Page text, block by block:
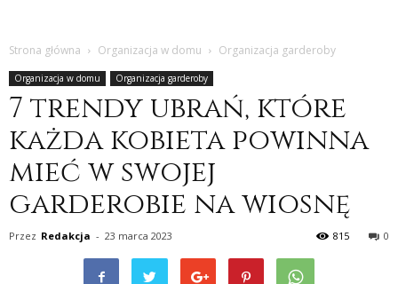
Strona główna Organizacja w domu Organizacja garderoby
Organizacja w domu Organizacja garderoby
7 trendy ubrań, które
każda kobieta powinna
mieć w swojej
garderobie na wiosnę
Przez Redakcja - 23 marca 2023 0
815